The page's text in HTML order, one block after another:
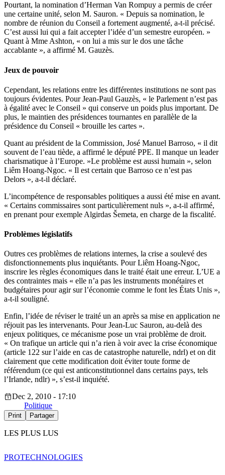
Pourtant, la nomination d’Herman Van Rompuy a permis de créer
une certaine unité, selon M. Sauron. « Depuis sa nomination, le
nombre de réunion du Conseil a fortement augmenté, a-t-il précisé.
C’est aussi lui qui a fait accepter l’idée d’un semestre européen. »
Quant à Mme Ashton, « on lui a mis sur le dos une tâche
accablante », a affirmé M. Gauzès.
Jeux de pouvoir
Cependant, les relations entre les différentes institutions ne sont pas
toujours évidentes. Pour Jean-Paul Gauzès, « le Parlement n’est pas
à égalité avec le Conseil » qui conserve un poids plus important. De
plus, le maintien des présidences tournantes en parallèle de la
présidence du Conseil « brouille les cartes ».
Quant au président de la Commission, José Manuel Barroso, « il dit
souvent de l’eau tiède, a affirmé le député PPE. Il manque un leader
charismatique à l’Europe. »Le problème est aussi humain », selon
Liêm Hoang-Ngoc. « Il est certain que Barroso ce n’est pas
Delors », a-t-il déclaré.
L’incompétence de responsables politiques a aussi été mise en avant.
« Certains commissaires sont particulièrement nuls », a-t-il affirmé,
en prenant pour exemple Algirdas Šemeta, en charge de la fiscalité.
Problèmes législatifs
Outres ces problèmes de relations internes, la crise a soulevé des
disfonctionnements plus inquiétants. Pour Liêm Hoang-Ngoc,
inscrire les règles économiques dans le traité était une erreur. L’UE a
des contraintes mais « elle n’a pas les instruments monétaires et
budgétaires pour agir sur l’économie comme le font les États Unis »,
a-t-il souligné.
Enfin, l’idée de réviser le traité un an après sa mise en application ne
réjouit pas les intervenants. Pour Jean-Luc Sauron, au-delà des
enjeux politiques, ce mécanisme pose un vrai problème de droit.
« On trafique un article qui n’a rien à voir avec la crise économique
(article 122 sur l’aide en cas de catastrophe naturelle, ndrl) et on dit
clairement que cette modification doit éviter toute forme de
référendum (ce qui est anticonstitutionnel dans certains pays, tels
l’Irlande, ndlr) », s’est-il inquiété.
Dec 2, 2010 - 17:10
Politique
Print Partager
LES PLUS LUS
PROTECHNOLOGIES